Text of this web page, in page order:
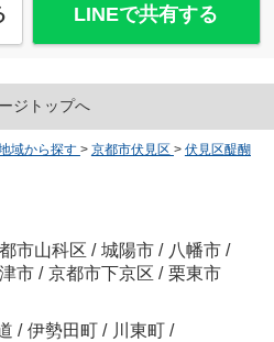
LINEで共有する
ジトップへ
域から探す > 京都市伏見区 > 伏見区醍醐
市山科区 / 城陽市 / 八幡市 /
市 / 京都市下京区 / 栗東市
/ 伊勢田町 / 川東町 /